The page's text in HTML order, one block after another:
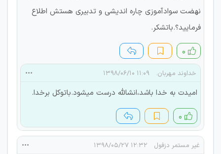
نهضت سوادآموزی چاره اندیشی و تدبیری هستش اطلاع
فرمایید؟.باتشکر.
۰
خداوند مهربان. ۱۱:۰۹ ۱۳۹۸/۰۶/۱۰
امیدت به خدا باشد،انشالله درست میشود.باتوکل برخدا.
۰
غیر مستمر دزفول ۱۲:۳۲ ۱۳۹۸/۰۵/۲۷